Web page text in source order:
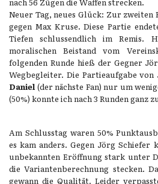
Neuer Tag, neues Glück: Zur
gegen Max Kruse. Diese Partie
Tiefen schlussendlich im Remis.
moralischen Beistand vom
folgenden Runde hieß der Gegner
Wegbegleiter. Die Partieaufgabe
Daniel(der nächste Fan) nur um
(50%) konnte ich nach 3 Runden ganz
Am Schlusstag waren 50%
es kam anders. Gegen Jörg
unbekannten Eröffnung stark unter
die Variantenberechnung stecken.
gewann die Qualität. Leider